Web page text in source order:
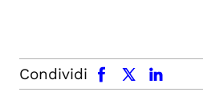
Condividi
facebook x.com linkedin